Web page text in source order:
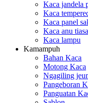
Kaca jandela
Kaca
Kaca panel
Kaca anu
Kaca lampu
Kamampuh
Bahan Kaca
Motong Kaca
Ngagiling
Pangeboran
Panguatan